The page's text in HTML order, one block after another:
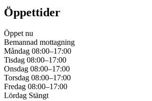
Öppettider
Öppet nu
Bemannad mottagning
Måndag 08:00–17:00
Tisdag 08:00–17:00
Onsdag 08:00–17:00
Torsdag 08:00–17:00
Fredag 08:00–17:00
Lördag Stängt